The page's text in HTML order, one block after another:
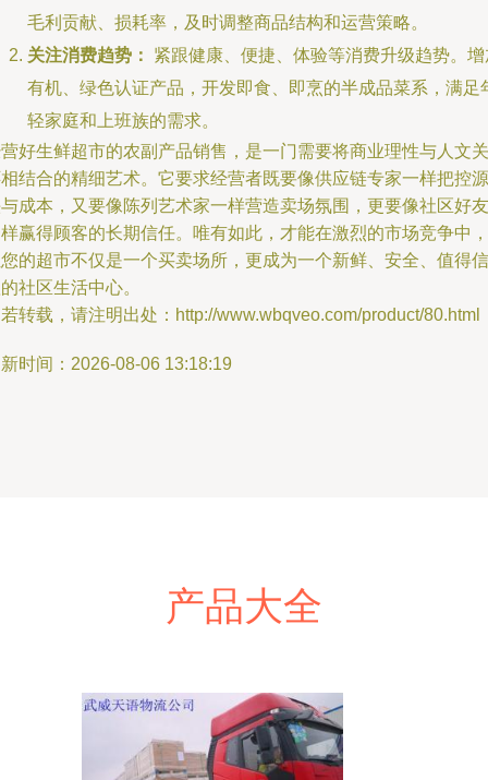
毛利贡献、损耗率，及时调整商品结构和运营策略。
关注消费趋势：
紧跟健康、便捷、体验等消费升级趋势。增
有机、绿色认证产品，开发即食、即烹的半成品菜系，满足
轻家庭和上班族的需求。
好生鲜超市的农副产品销售，是一门需要将商业理性与人文关
结合的精细艺术。它要求经营者既要像供应链专家一样把控源
成本，又要像陈列艺术家一样营造卖场氛围，更要像社区好友
赢得顾客的长期信任。唯有如此，才能在激烈的市场竞争中，
的超市不仅是一个买卖场所，更成为一个新鲜、安全、值得信
社区生活中心。
转载，请注明出处：http://www.wbqveo.com/product/80.html
时间：2026-08-06 13:18:19
产品大全